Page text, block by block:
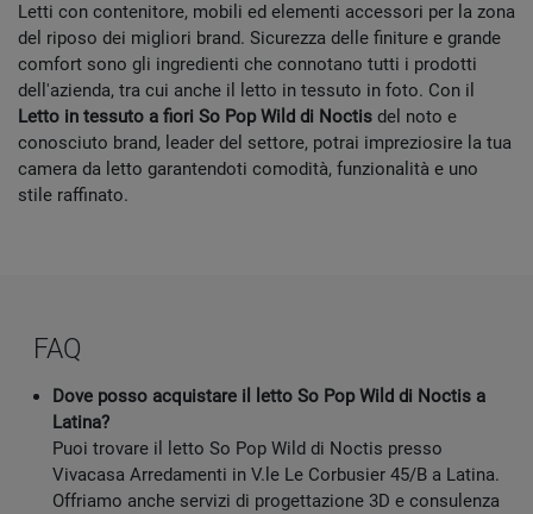
Letti con contenitore, mobili ed elementi accessori per la zona
del riposo dei migliori brand. Sicurezza delle finiture e grande
comfort sono gli ingredienti che connotano tutti i prodotti
dell'azienda, tra cui anche il letto in tessuto in foto. Con il
Letto in tessuto a fiori So Pop Wild di Noctis del noto e
conosciuto brand, leader del settore, potrai impreziosire la tua
camera da letto garantendoti comodità, funzionalità e uno
stile raffinato.
FAQ
Dove posso acquistare il letto So Pop Wild di Noctis a
Latina?
Puoi trovare il letto So Pop Wild di Noctis presso
Vivacasa Arredamenti in V.le Le Corbusier 45/B a Latina.
Offriamo anche servizi di progettazione 3D e consulenza